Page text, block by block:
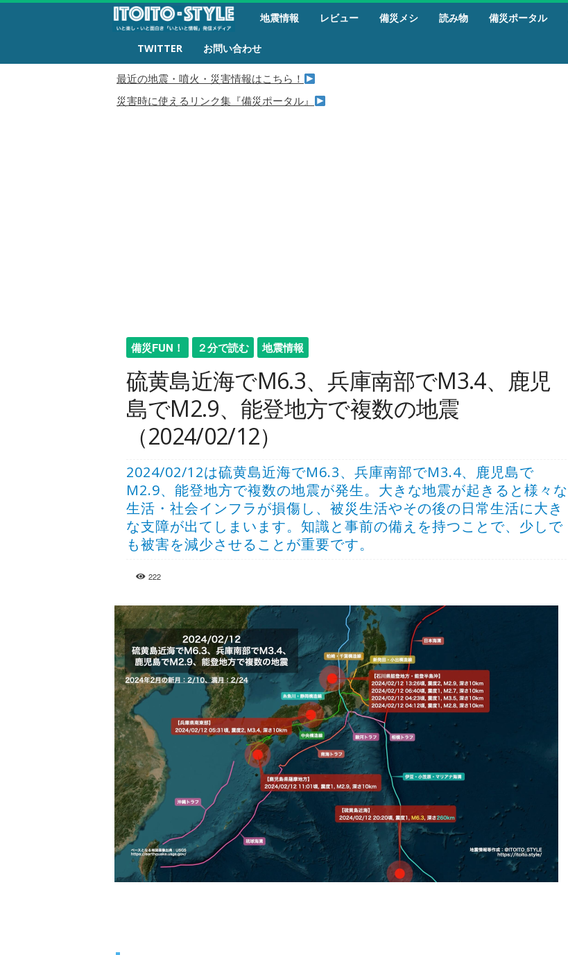
活
地震情報 レビュー 備災メシ 読み物 備災ポータル
TWITTER お問い合わせ
最近の地震・噴火・災害情報はこちら！
災害時に使えるリンク集『備災ポータル』
備災FUN！ ２分で読む 地震情報
硫黄島近海でM6.3、兵庫南部でM3.4、鹿児
島でM2.9、能登地方で複数の地震
（2024/02/12）
2024/02/12は硫黄島近海でM6.3、兵庫南部でM3.4、鹿児島で
M2.9、能登地方で複数の地震が発生。大きな地震が起きると様々な
生活・社会インフラが損傷し、被災生活やその後の日常生活に大き
な支障が出てしまいます。知識と事前の備えを持つことで、少しで
も被害を減少させることが重要です。
222